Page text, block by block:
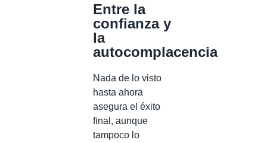
Entre la
confianza y
la
autocomplacencia
Nada de lo visto
hasta ahora
asegura el éxito
final, aunque
tampoco lo